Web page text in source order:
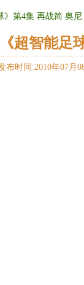
》第4集 再战简 奥尼
《超智能足
布时间:2010年07月